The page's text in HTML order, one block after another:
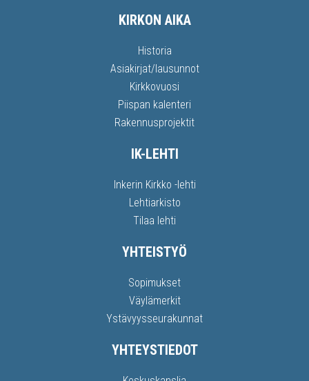
KIRKON AIKA
Historia
Asiakirjat/lausunnot
Kirkkovuosi
Piispan kalenteri
Rakennusprojektit
IK-LEHTI
Inkerin Kirkko -lehti
Lehtiarkisto
Tilaa lehti
YHTEISTYÖ
Sopimukset
Väylämerkit
Ystävyysseurakunnat
YHTEYSTIEDOT